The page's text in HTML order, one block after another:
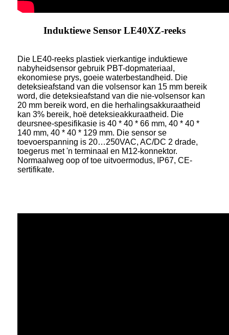
Induktiewe Sensor LE40XZ-reeks
Die LE40-reeks plastiek vierkantige induktiewe
nabyheidsensor gebruik PBT-dopmateriaal,
ekonomiese prys, goeie waterbestandheid. Die
deteksieafstand van die volsensor kan 15 mm bereik
word, die deteksieafstand van die nie-volsensor kan
20 mm bereik word, en die herhalingsakkuraatheid
kan 3% bereik, hoë deteksieakkuraatheid. Die
deursnee-spesifikasie is 40 * 40 * 66 mm, 40 * 40 *
140 mm, 40 * 40 * 129 mm. Die sensor se
toevoerspanning is 20…250VAC, AC/DC 2 drade,
toegerus met 'n terminaal en M12-konnektor.
Normaalweg oop of toe uitvoermodus, IP67, CE-
sertifikate.